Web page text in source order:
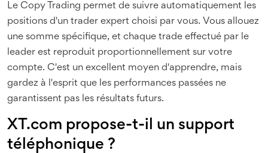
Le Copy Trading permet de suivre automatiquement les
positions d'un trader expert choisi par vous. Vous allouez
une somme spécifique, et chaque trade effectué par le
leader est reproduit proportionnellement sur votre
compte. C'est un excellent moyen d'apprendre, mais
gardez à l'esprit que les performances passées ne
garantissent pas les résultats futurs.
XT.com propose-t-il un support
téléphonique ?